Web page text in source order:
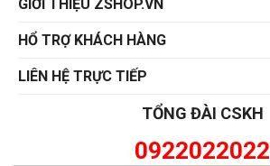
GIỚI THIỆU ZSHOP.VN
HỔ TRỢ KHÁCH HÀNG
LIÊN HỆ TRỰC TIẾP
TỔNG ĐÀI CSKH
0922022022